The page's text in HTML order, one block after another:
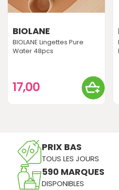
BIOLANE
BIOLANE Lingettes Pure
Water 48pcs
17,00
PRIX BAS
TOUS LES JOURS
590 MARQUES
DISPONIBLES